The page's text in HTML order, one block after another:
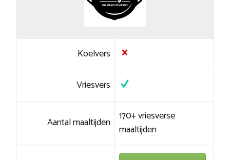
Koelvers
Vriesvers
Aantal maaltijden 170+ vriesverse
maaltijden